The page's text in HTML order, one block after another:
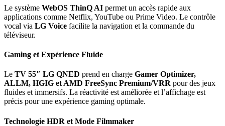
Le système WebOS ThinQ AI permet un accès rapide aux
applications comme Netflix, YouTube ou Prime Video. Le contrôle
vocal via LG Voice facilite la navigation et la commande du
téléviseur.
Gaming et Expérience Fluide
Le TV 55″ LG QNED prend en charge Gamer Optimizer,
ALLM, HGIG et AMD FreeSync Premium/VRR pour des jeux
fluides et immersifs. La réactivité est améliorée et l’affichage est
précis pour une expérience gaming optimale.
Technologie HDR et Mode Filmmaker